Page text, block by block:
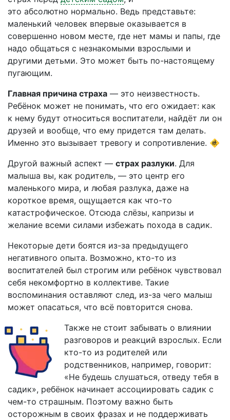
это абсолютно нормально. Ведь представьте:
маленький человек впервые оказывается в
совершенно новом месте, где нет мамы и папы, где
надо общаться с незнакомыми взрослыми и
другими детьми. Это может быть по-настоящему
пугающим.
Главная причина страха — это неизвестность.
Ребёнок может не понимать, что его ожидает: как
к нему будут относиться воспитатели, найдёт ли он
друзей и вообще, что ему придется там делать.
Именно это вызывает тревогу и сопротивление. 🚸
Другой важный аспект — страх разлуки. Для
малыша вы, как родитель, — это центр его
маленького мира, и любая разлука, даже на
короткое время, ощущается как что-то
катастрофическое. Отсюда слёзы, капризы и
желание всеми силами избежать похода в садик.
Некоторые дети боятся из-за предыдущего
негативного опыта. Возможно, кто-то из
воспитателей был строгим или ребёнок чувствовал
себя некомфортно в коллективе. Такие
воспоминания оставляют след, из-за чего малыш
может опасаться, что всё повторится снова.
Также не стоит забывать о влиянии
разговоров и реакций взрослых. Если
кто-то из родителей или
родственников, например, говорит:
«Не будешь слушаться, отведу тебя в
садик», ребёнок начинает ассоциировать садик с
чем-то страшным. Поэтому важно быть
осторожным в своих фразах и не поддерживать